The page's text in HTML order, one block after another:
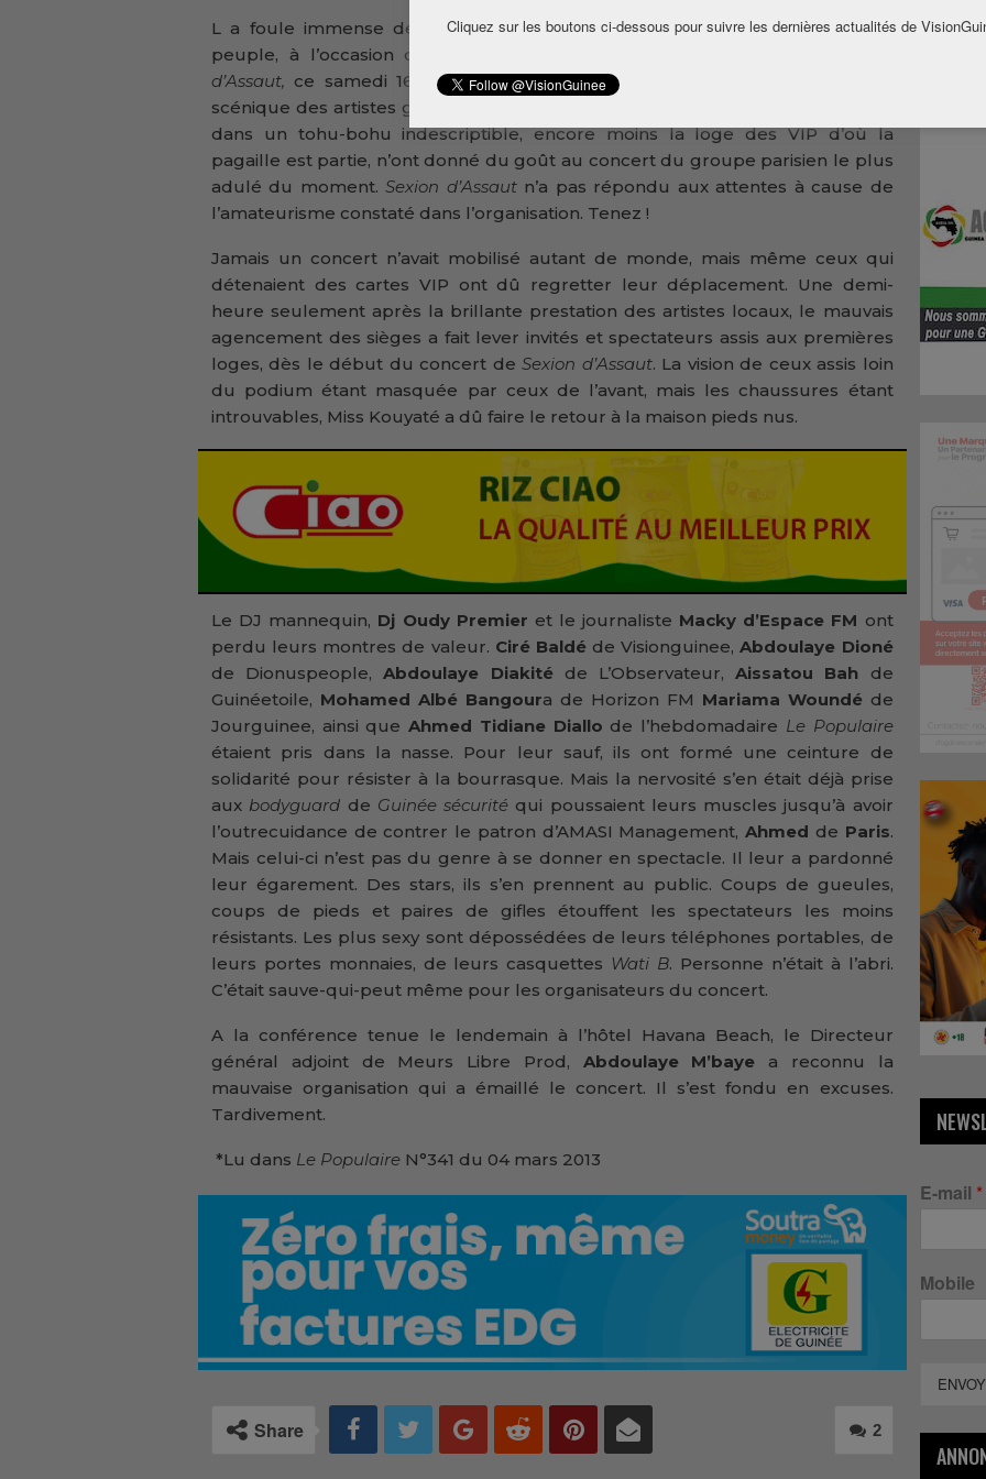
L a foule immense de jeunes qui a prit d’assaut l’esplanade du Palais du
peuple, à l’occasion du concert géant du groupe de rap français
d’Assaut, ce samedi 16 février est repartie amère. Ni la brillante prestation
scénique des artistes guinéens, ni le concert proprement dit qui a commencé
dans un tohu-bohu indescriptible, encore moins la loge des VIP d’où la
pagaille est partie, n’ont donné du goût au concert du groupe parisien le plus
adulé du moment.Sexion d’Assaut n’a pas répondu aux attentes à cause de
l’amateurisme constaté dans l’organisation. Tenez !
Jamais un concert n’avait mobilisé autant de monde, mais même ceux qui
détenaient des cartes VIP ont dû regretter leur déplacement. Une demi-
heure seulement après la brillante prestation des artistes locaux, le mauvais
agencement des sièges a fait lever invités et spectateurs assis aux premières
loges, dès le début du concert deSexion d’Assaut. La vision de ceux assis loin
du podium étant masquée par ceux de l’avant, mais les chaussures étant
introuvables, Miss Kouyaté a dû faire le retour à la maison pieds nus.
Le DJ mannequin, Dj Oudy Premier et le journaliste Macky d’Espace FM ont
perdu leurs montres de valeur. Ciré Baldé de Visionguinee,Abdoulaye Dioné
de Dionuspeople, Abdoulaye Diakité de L’Observateur, Aissatou Bah de
Guinéetoile, Mohamed Albé Bangoura de Horizon FM Mariama Woundé de
Jourguinee, ainsi queAhmed Tidiane Diallo de l’hebdomadaire Le Populaire
étaient pris dans la nasse. Pour leur sauf, ils ont formé une ceinture de
solidarité pour résister à la bourrasque. Mais la nervosité s’en était déjà prise
aux bodyguard de Guinée sécurité qui poussaient leurs muscles jusqu’à avoir
l’outrecuidance de contrer le patron d’AMASI Management,Ahmed de Paris.
Mais celui-ci n’est pas du genre à se donner en spectacle. Il leur a pardonné
leur égarement. Des stars, ils s’en prennent au public. Coups de gueules,
coups de pieds et paires de gifles étouffent les spectateurs les moins
résistants. Les plus sexy sont dépossédées de leurs téléphones portables, de
leurs portes monnaies, de leurs casquettes Wati B. Personne n’était à l’abri.
C’était sauve-qui-peut même pour les organisateurs du concert.
A la conférence tenue le lendemain à l’hôtel Havana Beach, le Directeur
général adjoint de Meurs Libre Prod, Abdoulaye M’baye a reconnu la
mauvaise organisation qui a émaillé le concert. Il s’est fondu en excuses.
Tardivement.
*Lu dans Le Populaire N°341 du 04 mars 2013
2
Share
E-mail *
Mobile
Cliquez sur les boutons ci-dessous pour suivre les dernières actualités de